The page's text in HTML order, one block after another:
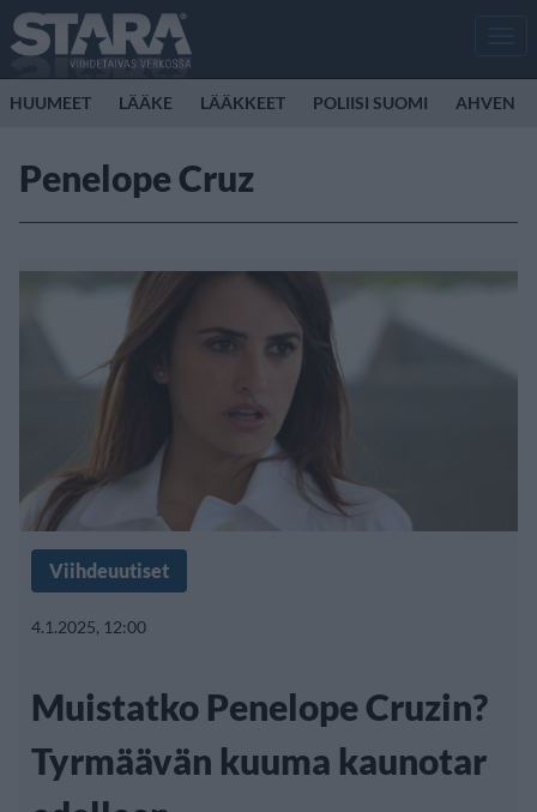
HUUMEET LÄÄKE LÄÄKKEET POLIISI SUOMI AHVEN
Penelope Cruz
Viihdeuutiset
4.1.2025, 12:00
Muistatko Penelope Cruzin?
Tyrmäävän kuuma kaunotar